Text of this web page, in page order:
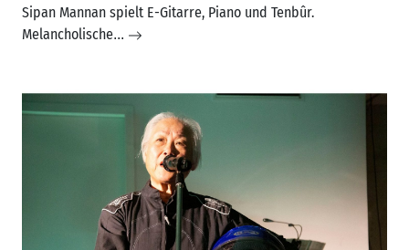
Sipan Mannan spielt E-Gitarre, Piano und Tenbûr.
Melancholische...